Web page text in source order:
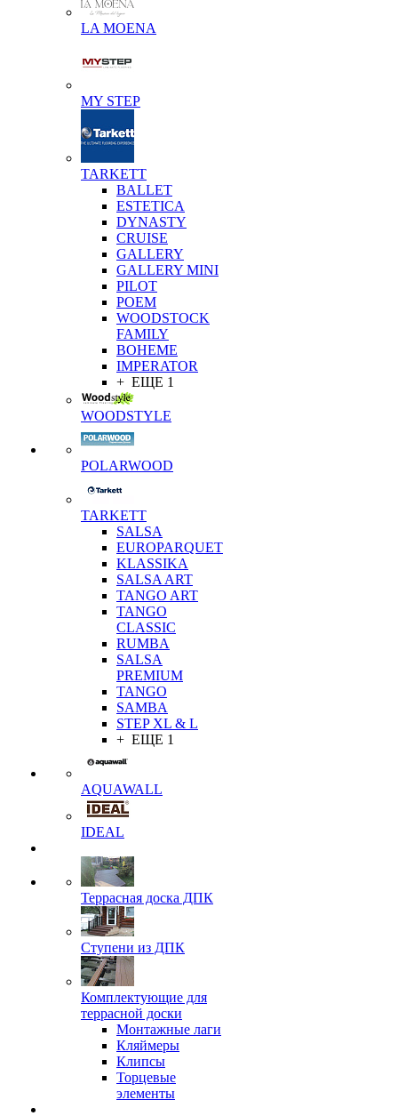
LA MOENA
MY STEP
TARKETT
BALLET
ESTETICA
DYNASTY
CRUISE
GALLERY
GALLERY MINI
PILOT
POEM
WOODSTOCK
FAMILY
BOHEME
IMPERATOR
+ ЕЩЕ 1
WOODSTYLE
POLARWOOD
TARKETT
SALSA
EUROPARQUET
KLASSIKA
SALSA ART
TANGO ART
TANGO
CLASSIC
RUMBA
SALSA
PREMIUM
TANGO
SAMBA
STEP XL & L
+ ЕЩЕ 1
AQUAWALL
IDEAL
Террасная доска ДПК
Ступени из ДПК
Комплектующие для
террасной доски
Монтажные лаги
Кляймеры
Клипсы
Торцевые
элементы